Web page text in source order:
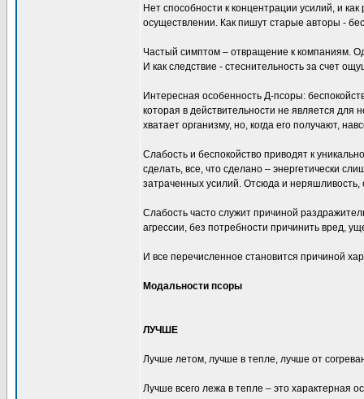
Нет способности к концентрации усилий, и
осуществлении. Как пишут старые авторы -
Частый симптом – отвращение к компаниям.
И как следствие - стеснительность за счет
Интересная особенность Д-псоры:
которая в действительности не является для
хватает организму, но, когда его получают,
Слабость и беспокойство приводят к
сделать, все, что сделано – энергетически
затраченных усилий. Отсюда и
Слабость часто служит причиной
агрессии, без потребности причинить вред,
И все перечисленное становится причиной
Модальности псоры
ЛУЧШЕ
Лучше летом, лучше в тепле, лучше от
Лучше всего лежа в тепле – это характерная